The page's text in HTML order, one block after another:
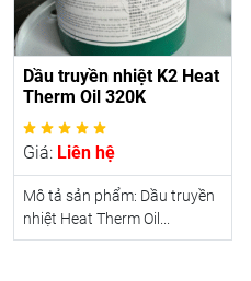
Dầu truyền nhiệt K2 Heat
Therm Oil 320K
Giá: Liên hệ
Mô tả sản phẩm: Dầu truyền
nhiệt Heat Therm Oil...